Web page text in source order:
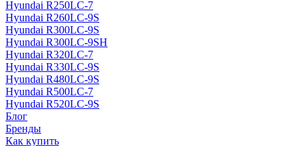
Hyundai R250LC-7
Hyundai R260LC-9S
Hyundai R300LC-9S
Hyundai R300LC-9SH
Hyundai R320LC-7
Hyundai R330LC-9S
Hyundai R480LC-9S
Hyundai R500LC-7
Hyundai R520LC-9S
Блог
Бренды
Как купить